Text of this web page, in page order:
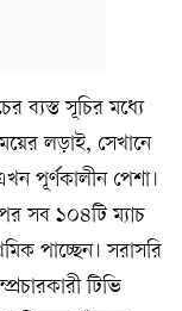
ব্যস্ত সূচির মধ্যে
লড়াই, সেখানে
পূর্ণকালীন পেশা।
সব ১০৪টি ম্যাচ
পাচ্ছেন। সরাসরি
টিভি